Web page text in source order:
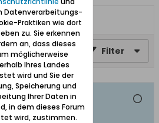
Filter
Datenverarbeitungs-
Praktiken wie dort
zu. Sie erkennen
an, dass dieses
möglicherweise
Ihres Landes
wird und Sie der
Speicherung und
Ihrer Daten in
in dem dieses Forum
wird, zustimmen.